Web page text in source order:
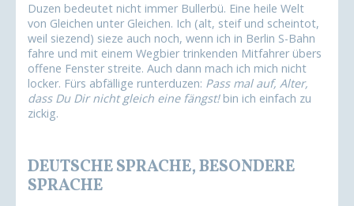
Duzen bedeutet nicht immer Bullerbü. Eine heile Welt
von Gleichen unter Gleichen. Ich (alt, steif und scheintot,
weil siezend) sieze auch noch, wenn ich in Berlin S-Bahn
fahre und mit einem Wegbier trinkenden Mitfahrer übers
offene Fenster streite. Auch dann mach ich mich nicht
locker. Fürs abfällige runterduzen: Pass mal auf, Alter,
dass Du Dir nicht gleich eine fängst!bin ich einfach zu
zickig.
DEUTSCHE SPRACHE, BESONDERE
SPRACHE